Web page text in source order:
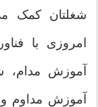
شغلتان کمک
امروزی با
آموزش
آموزش مداوم و